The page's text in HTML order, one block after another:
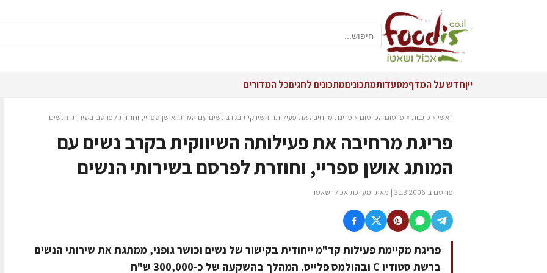
ייןחדש על המדףמסעדותמתכוניםמתכונים לחגיםכל המדורים
ראשי » כתבות » פרסום הכרסום » פריגת מרחיבה את פעילותה השיווקית בקרב נשים עם המותג אושן ספריי, וחוזרת לפרסם בשירותי הנשים
פריגת מרחיבה את פעילותה השיווקית בקרב נשים עם
המותג אושן ספריי, וחוזרת לפרסם בשירותי הנשים
פורסם ב-31.3.2006 | מאת: מערכת אכול ושאטו
פריגת מקיימת פעילות קד"מ ייחודית בקישור של נשים וכושר גופני, ממתגת את שירותי הנשים
ברשת סטודיו C ובהולמס פלייס. המהלך בהשקעה של כ-300,000 ש"ח